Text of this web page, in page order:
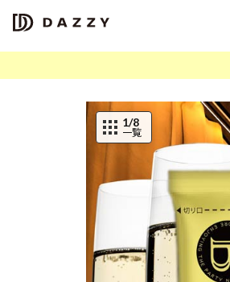
1/8
一覧